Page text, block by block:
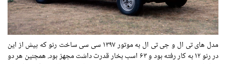
مدل های تی ال و جی تی ال به موتور ۱۳۹۷ سی سی ساخت رنو که پیش از این
در رنو ۱۲ به کار رفته بود و ۶۳ اسب بخار قدرت داشت مجهز بود. همچنین هر دو